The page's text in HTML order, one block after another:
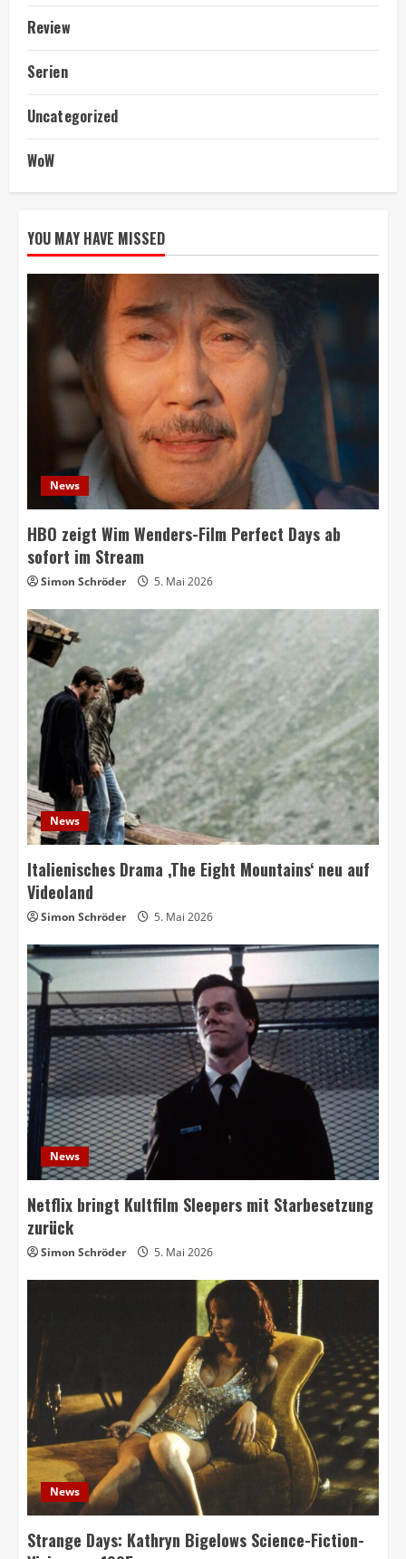
Review
Serien
Uncategorized
WoW
YOU MAY HAVE MISSED
News
HBO zeigt Wim Wenders-Film Perfect Days ab
sofort im Stream
Simon Schröder 5. Mai 2026
News
Italienisches Drama ‚The Eight Mountains‘ neu auf
Videoland
Simon Schröder 5. Mai 2026
News
Netflix bringt Kultfilm Sleepers mit Starbesetzung
zurück
Simon Schröder 5. Mai 2026
News
Strange Days: Kathryn Bigelows Science-Fiction-